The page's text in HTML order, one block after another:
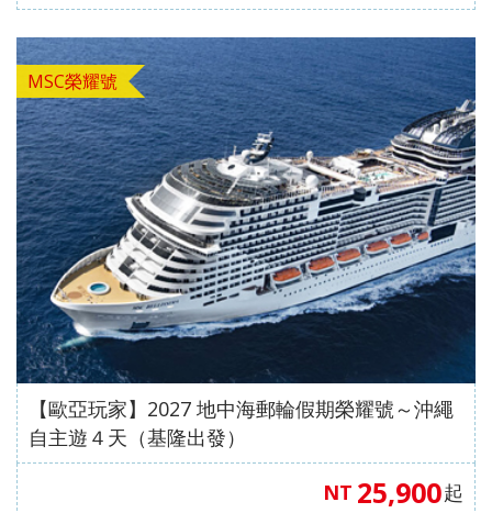
MSC榮耀號
【歐亞玩家】2027 地中海郵輪假期榮耀號～沖繩
自主遊４天（基隆出發）
NT 25,900起